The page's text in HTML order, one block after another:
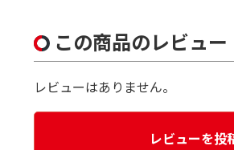
この商品のレビュー
レビューはありません。
レビューを投